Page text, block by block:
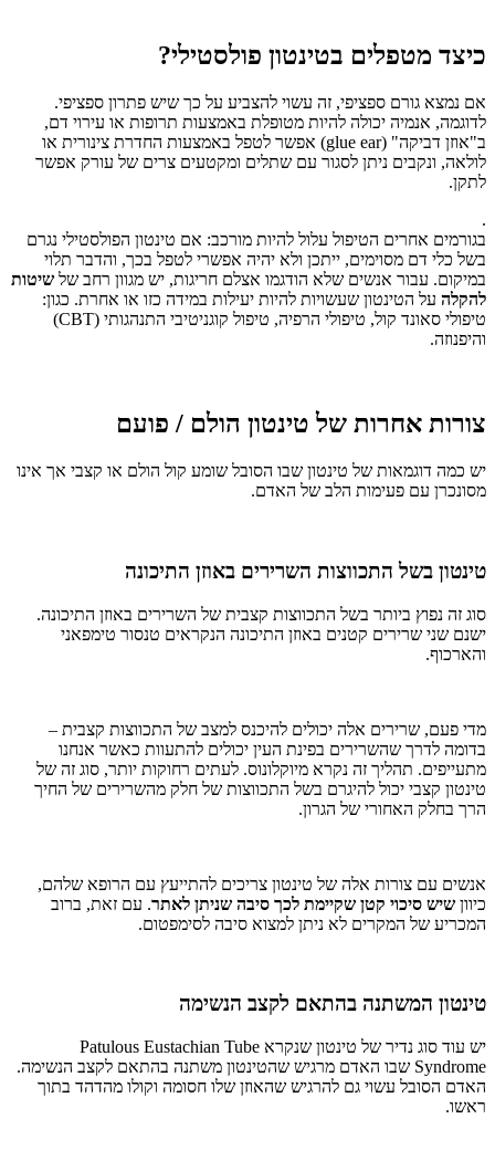
כיצד מטפלים בטינטון פולסטילי?
אם נמצא גורם ספציפי, זה עשוי להצביע על כך שיש פתרון ספציפי.
לדוגמה, אנמיה יכולה להיות מטופלת באמצעות תרופות או עירוי דם,
ב"אוזן דביקה" (glue ear) אפשר לטפל באמצעות החדרת צינורית או
לולאה, ונקבים ניתן לסגור עם שתלים ומקטעים צרים של עורק אפשר
לתקן.
.
בגורמים אחרים הטיפול עלול להיות מורכב: אם טינטון הפולסטילי נגרם
בשל כלי דם מסוימים, ייתכן ולא יהיה אפשרי לטפל בכך, והדבר תלוי
במיקום. עבור אנשים שלא הודגמו אצלם חריגות, יש מגוון רחב של שיטות
להקלה על הטינטון שעשויות להיות יעילות במידה כזו או אחרת. כגון:
טיפולי סאונד קול, טיפולי הרפיה, טיפול קוגניטיבי התנהגותי (CBT)
והיפנוזה.
צורות אחרות של טינטון הולם / פועם
יש כמה דוגמאות של טינטון שבו הסובל שומע קול הולם או קצבי אך אינו
מסונכרן עם פעימות הלב של האדם.
טינטון בשל התכווצות השרירים באוזן התיכונה
סוג זה נפוץ ביותר בשל התכווצות קצבית של השרירים באוזן התיכונה.
ישנם שני שרירים קטנים באוזן התיכונה הנקראים טנסור טימפאני
והארכוף.
מדי פעם, שרירים אלה יכולים להיכנס למצב של התכווצות קצבית –
בדומה לדרך שהשרירים בפינת העין יכולים להתעוות כאשר אנחנו
מתעייפים. תהליך זה נקרא מיוקלונוס. לעתים רחוקות יותר, סוג זה של
טינטון קצבי יכול להיגרם בשל התכווצות של חלק מהשרירים של החיך
הרך בחלק האחורי של הגרון.
אנשים עם צורות אלה של טינטון צריכים להתייעץ עם הרופא שלהם,
כיוון שיש סיכוי קטן שקיימת לכך סיבה שניתן לאתר. עם זאת, ברוב
המכריע של המקרים לא ניתן למצוא סיבה לסימפטום.
טינטון המשתנה בהתאם לקצב הנשימה
יש עוד סוג נדיר של טינטון שנקרא Patulous Eustachian Tube
Syndrome שבו האדם מרגיש שהטינטון משתנה בהתאם לקצב הנשימה.
האדם הסובל עשוי גם להרגיש שהאוזן שלו חסומה וקולו מהדהד בתוך
ראשו.